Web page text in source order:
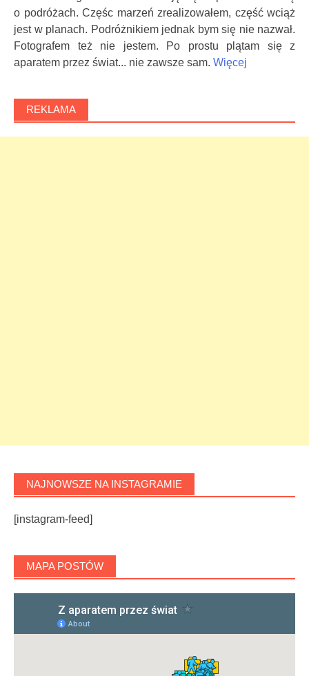
o podróżach. Częśc marzeń zrealizowałem, część wciąż
jest w planach. Podróżnikiem jednak bym się nie nazwał.
Fotografem też nie jestem. Po prostu plątam się z
aparatem przez świat... nie zawsze sam. Więcej
REKLAMA
NAJNOWSZE NA INSTAGRAMIE
[instagram-feed]
MAPA POSTÓW